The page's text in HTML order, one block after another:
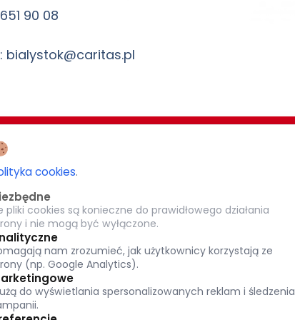
90 08
bialystok@caritas.pl
BIAŁOSTOCKIEJ
Białystok
KRS: 0000 269 579
(+48) 85 651 90 08
bialystok@caritas.pl
cookies.
pliki cookies są konieczne do prawidłowego działania
i nie mogą być wyłączone.
nam zrozumieć, jak użytkownicy korzystają ze
(np. Google Analytics).
do wyświetlania spersonalizowanych reklam i śledzenia